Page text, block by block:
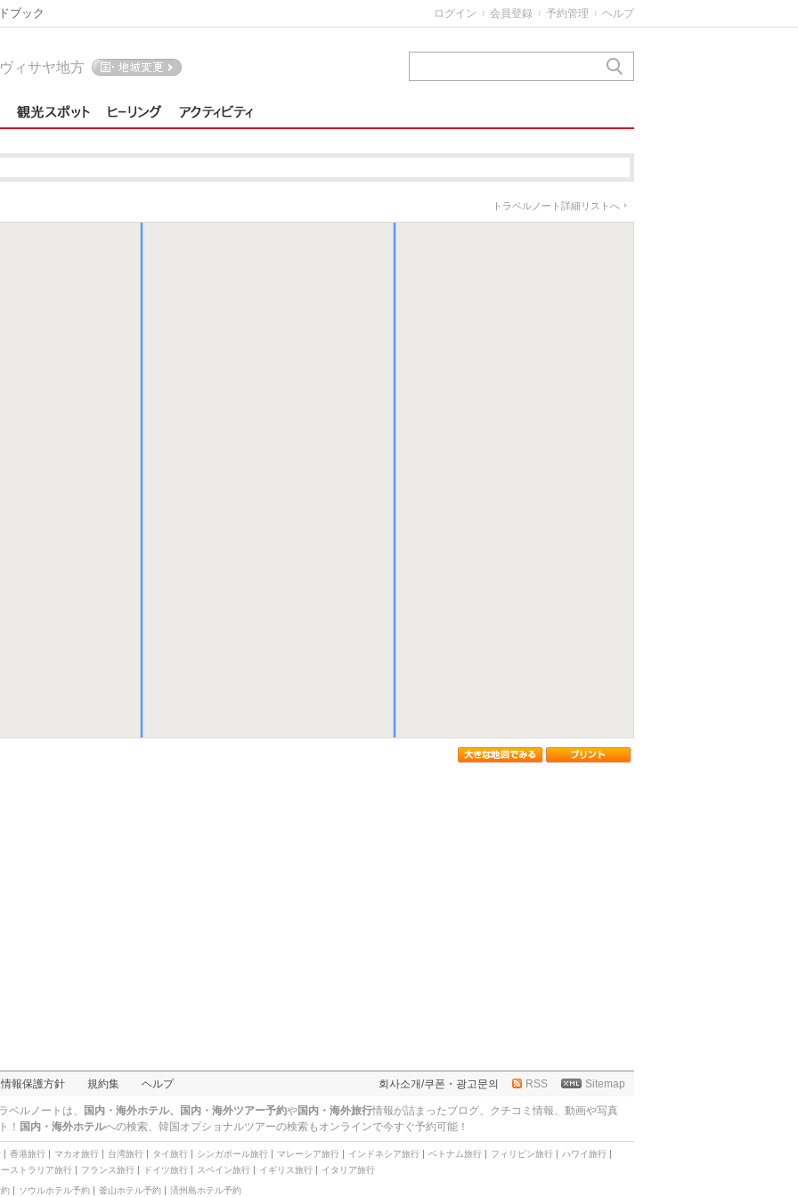
ィサヤ地方
トラベルノート詳細リストへ
ブック ログイン 会員登録 予約管理 ヘルプ
報保護方針 規約集 ヘルプ 회사소개/쿠폰・광고문의 RSS Sitemap
ベルノートは、 国内・海外ホテル、国内・海外ツアー予約や国内・海外旅行情報が詰まったブログ、クチコミ情報、動画や写真
！ 国内・海外ホテルへの検索、 韓国オプショナルツアーの検索もオンラインで今すぐ予約可能！
香港旅行 マカオ旅行 台湾旅行 タイ旅行 シンガポール旅行 マレーシア旅行 インドネシア旅行 ベトナム旅行 フィリピン旅行
ハワイ旅行
ーストラリア旅行 フランス旅行 ドイツ旅行 スペイン旅行 イギリス旅行 イタリア旅行
ソウルホテル予約 釜山ホテル予約 済州島ホテル予約